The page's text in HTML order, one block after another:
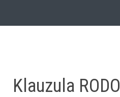
Klauzula RODO